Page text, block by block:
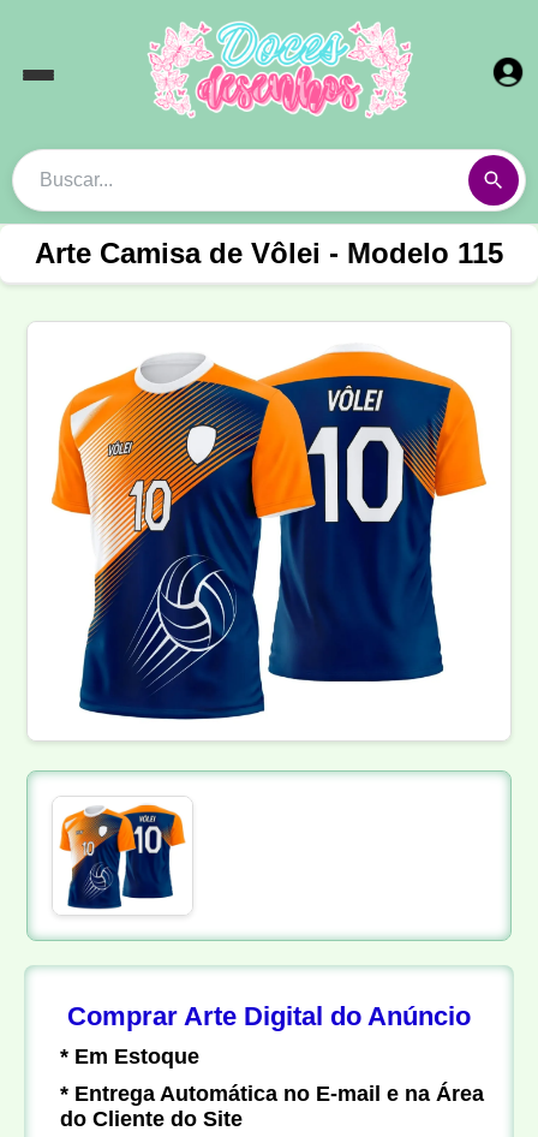
Arte Camisa de Vôlei - Modelo 115
Comprar Arte Digital do Anúncio
* Em Estoque
* Entrega Automática no E-mail e na Área
do Cliente do Site